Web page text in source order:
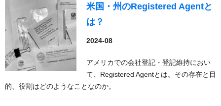
米国・州のRegistered Agentと
は？
2024-08
アメリカでの会社登記・登記維持におい
て、Registered Agentとは。その存在と目
的、役割はどのようなことなのか。